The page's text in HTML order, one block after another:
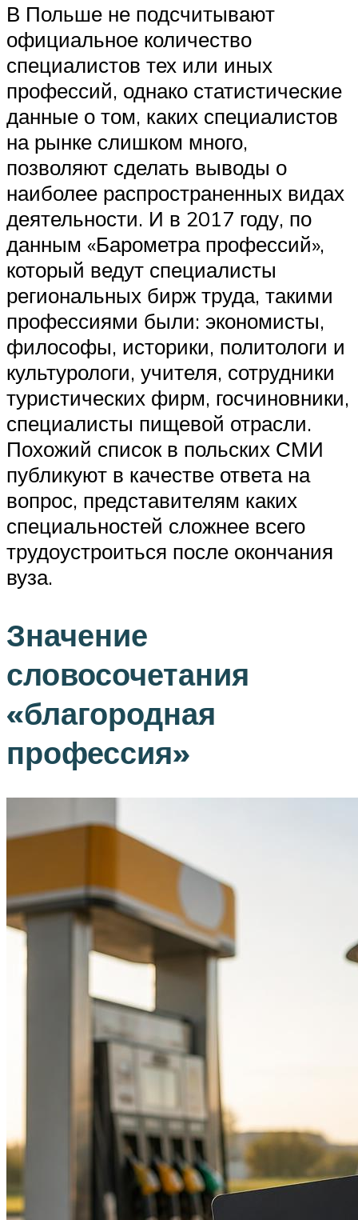
В Польше не подсчитывают
официальное количество
специалистов тех или иных
профессий, однако статистические
данные о том, каких специалистов
на рынке слишком много,
позволяют сделать выводы о
наиболее распространенных видах
деятельности. И в 2017 году, по
данным «Барометра профессий»,
который ведут специалисты
региональных бирж труда, такими
профессиями были: экономисты,
философы, историки, политологи и
культурологи, учителя, сотрудники
туристических фирм, госчиновники,
специалисты пищевой отрасли.
Похожий список в польских СМИ
публикуют в качестве ответа на
вопрос, представителям каких
специальностей сложнее всего
трудоустроиться после окончания
вуза.
Значение
словосочетания
«благородная
профессия»